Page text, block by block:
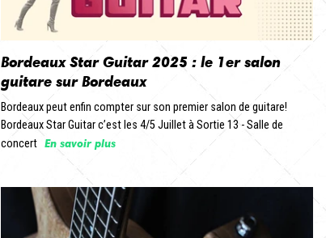
Bordeaux Star Guitar 2025 : le 1er salon
guitare sur Bordeaux
Bordeaux peut enfin compter sur son premier salon de guitare!
Bordeaux Star Guitar c’est les 4/5 Juillet à Sortie 13 - Salle de
concert En savoir plus